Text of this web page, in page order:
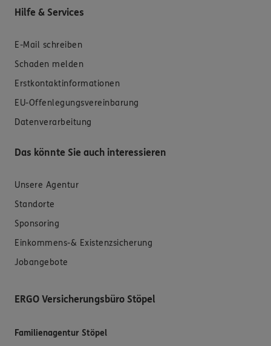
Hilfe & Services
E-Mail schreiben
Schaden melden
Erstkontaktinformationen
EU-Offenlegungsvereinbarung
Datenverarbeitung
Das könnte Sie auch interessieren
Unsere Agentur
Standorte
Sponsoring
Einkommens-& Existenzsicherung
Jobangebote
ERGO Versicherungsbüro Stöpel
Familienagentur Stöpel